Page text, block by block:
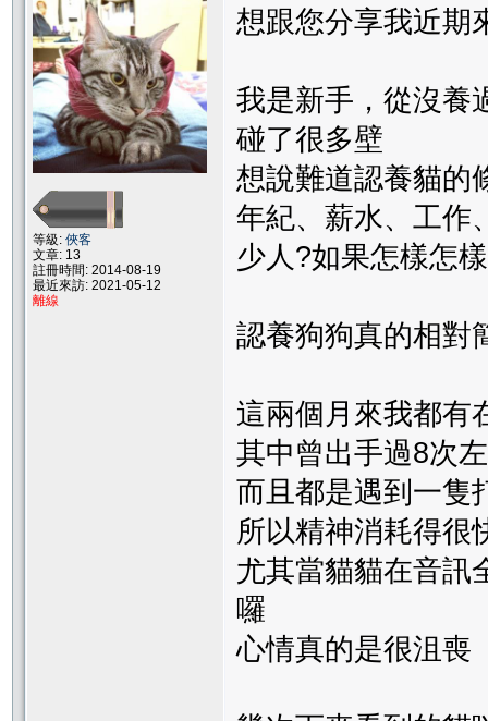
等級: 俠客
文章: 13
註冊時間: 2014-08-19
最近來訪: 2021-05-12
離線
想跟您分享我近期
我是新手，從沒養
碰了很多壁
想說難道認養貓的
年紀、薪水、工作
少人?如果怎樣怎
認養狗狗真的相對
這兩個月來我都有
其中曾出手過8次
而且都是遇到一隻
所以精神消耗得很
尤其當貓貓在音訊
囉
心情真的是很沮喪